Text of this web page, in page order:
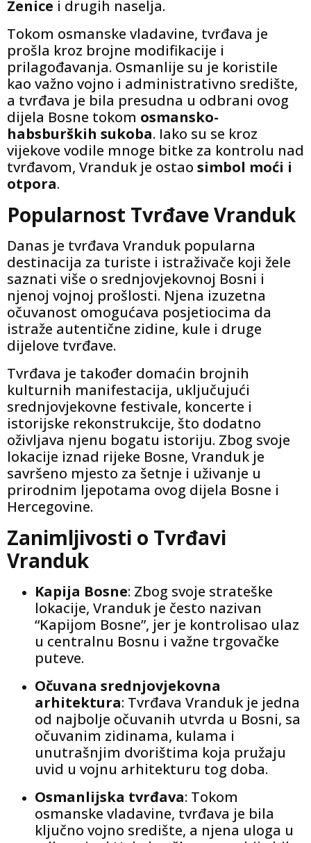
Zenice i drugih naselja.
Tokom osmanske vladavine, tvrđava je
prošla kroz brojne modifikacije i
prilagođavanja. Osmanlije su je koristile
kao važno vojno i administrativno središte,
a tvrđava je bila presudna u odbrani ovog
dijela Bosne tokom osmansko-
habsburških sukoba. Iako su se kroz
vijekove vodile mnoge bitke za kontrolu nad
tvrđavom, Vranduk je ostao simbol moći i
otpora.
Popularnost Tvrđave Vranduk
Danas je tvrđava Vranduk popularna
destinacija za turiste i istraživače koji žele
saznati više o srednjovjekovnoj Bosni i
njenoj vojnoj prošlosti. Njena izuzetna
očuvanost omogućava posjetiocima da
istraže autentične zidine, kule i druge
dijelove tvrđave.
Tvrđava je također domaćin brojnih
kulturnih manifestacija, uključujući
srednjovjekovne festivale, koncerte i
istorijske rekonstrukcije, što dodatno
oživljava njenu bogatu istoriju. Zbog svoje
lokacije iznad rijeke Bosne, Vranduk je
savršeno mjesto za šetnje i uživanje u
prirodnim ljepotama ovog dijela Bosne i
Hercegovine.
Zanimljivosti o Tvrđavi
Vranduk
Kapija Bosne: Zbog svoje strateške
lokacije, Vranduk je često nazivan
“Kapijom Bosne”, jer je kontrolisao ulaz
u centralnu Bosnu i važne trgovačke
puteve.
Očuvana srednjovjekovna
arhitektura: Tvrđava Vranduk je jedna
od najbolje očuvanih utvrda u Bosni, sa
očuvanim zidinama, kulama i
unutrašnjim dvorištima koja pružaju
uvid u vojnu arhitekturu tog doba.
Osmanlijska tvrđava: Tokom
osmanske vladavine, tvrđava je bila
ključno vojno središte, a njena uloga u